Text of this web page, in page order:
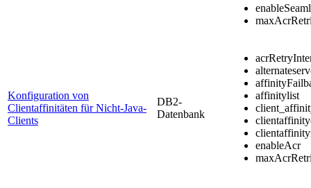
Konfiguration von
Clientaffinitäten für Nicht-Java-
Clients
DB2-
Datenbank
affinitylist
enableAcr